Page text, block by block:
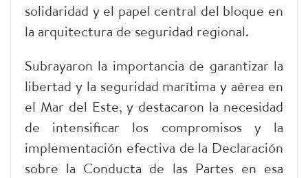
solidaridad y el papel central del bloque en
la arquitectura de seguridad regional.
Subrayaron la importancia de garantizar la
libertad y la seguridad marítima y aérea en
el Mar del Este, y destacaron la necesidad
de intensificar los compromisos y la
implementación efectiva de la Declaración
sobre la Conducta de las Partes en esa